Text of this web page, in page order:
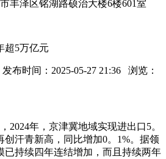
丰泽区铭湖路硕治大楼6楼601室
超5万亿元
布时间：2025-05-27 21:36 浏览：
年，京津冀地域实现进出口5。
创汗青新高，同比增加0。1%。据领
已持续四年连结增加，而且持续两年